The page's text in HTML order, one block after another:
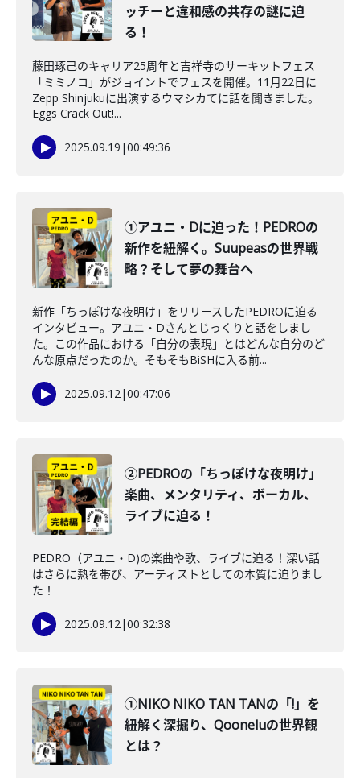
ッチーと違和感の共存の謎に迫
る！
藤田琢己のキャリア25周年と吉祥寺のサーキットフェス
「ミミノコ」がジョイントでフェスを開催。11月22日に
Zepp Shinjukuに出演するウマシカてに話を聞きました。
Eggs Crack Out!...
2025.09.19 |00:49:36
①アユニ・Dに迫った！PEDROの
新作を紐解く。Suupeasの世界戦
略？そして夢の舞台へ
新作「ちっぽけな夜明け」をリリースしたPEDROに迫る
インタビュー。アユニ・Dさんとじっくりと話をしまし
た。この作品における「自分の表現」とはどんな自分のど
んな原点だったのか。そもそもBiSHに入る前...
2025.09.12|00:47:06
②PEDROの「ちっぽけな夜明け」
楽曲、メンタリティ、ボーカル、
ライブに迫る！
PEDRO（アユニ・D)の楽曲や歌、ライブに迫る！深い話
はさらに熱を帯び、アーティストとしての本質に迫りまし
た！
2025.09.12|00:32:38
①NIKO NIKO TAN TANの「!」を
紐解く深掘り、Qooneluの世界観
とは？